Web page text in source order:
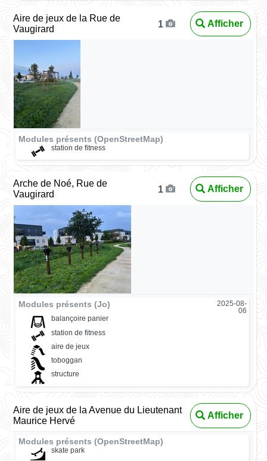
Aire de jeux de la Rue de
Vaugirard
1 Afficher
Modules présents (OpenStreetMap)
station de fitness
Arche de Noé, Rue de
Vaugirard
1 Afficher
Modules présents (Jo)
2025-08-
06
balançoire panier
station de fitness
aire de jeux
toboggan
structure
Aire de jeux de la Avenue du Lieutenant
Maurice Hervé
Afficher
Modules présents (OpenStreetMap)
skate park